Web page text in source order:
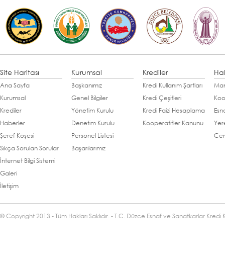
Site Haritası
Ana Sayfa
Kurumsal
Krediler
Haberler
Şeref Köşesi
Sıkça Sorulan Sorular
İnternet Bilgi Sistemi
Galeri
İletişim
Kurumsal
Başkanımız
Genel Bilgiler
Yönetim Kurulu
Denetim Kurulu
Personel Listesi
Başarılarımız
Krediler
Kredi Kullanım Şartları
Kredi Çeşitleri
Kredi Faizi Hesaplama
Kooperatifler Kanunu
© Copyright 2013 - Tüm Hakları Saklıdır. - T.C. Düzce Esnaf ve Sanatkarlar